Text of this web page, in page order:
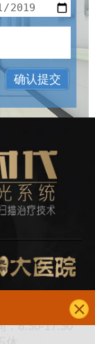
：8:30-17:30